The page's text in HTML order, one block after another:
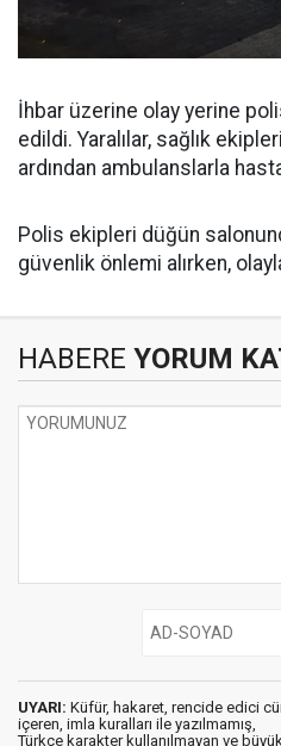
İhbar üzerine olay yerine
edildi. Yaralılar, sağlık
ardından ambulanslarla
Polis ekipleri düğün
güvenlik önlemi alırken,
HABERE YORUM
UYARI: Küfür, hakaret, rencide edici
içeren, imla kuralları ile yazılmamış,
Türkçe karakter kullanılmayan ve